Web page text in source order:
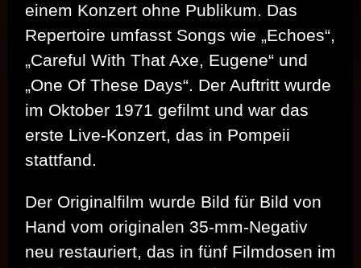
einem Konzert ohne Publikum. Das
Repertoire umfasst Songs wie „Echoes“,
„Careful With That Axe, Eugene“ und
„One Of These Days“. Der Auftritt wurde
im Oktober 1971 gefilmt und war das
erste Live-Konzert, das in Pompeii
stattfand.
Der Originalfilm wurde Bild für Bild von
Hand vom originalen 35-mm-Negativ
neu restauriert, das in fünf Filmdosen im